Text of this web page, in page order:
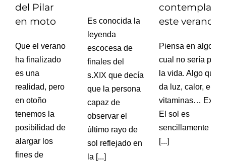
del Pilar
en moto
Que el verano
ha finalizado
es una
realidad, pero
en otoño
tenemos la
posibilidad de
alargar los
fines de
Es conocida la
leyenda
escocesa de
finales del
s.XIX que decía
que la persona
capaz de
observar el
último rayo de
sol reflejado en
la [...]
contemplar
este verano
Piensa en algo
cual no sería
la vida. Algo que
da luz, calor,
vitaminas…
El sol es
sencillamente una
[...]